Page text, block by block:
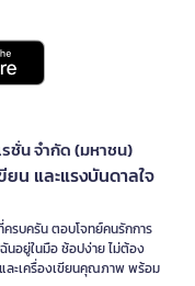
รชั่น จำกัด (มหาชน)
ยน และแรงบันดาลใจ
ครบครัน ตอบโจทย์คนรักการ
นอยู่ในมือ ช้อปง่าย ไม่ต้อง
ละเครื่องเขียนคุณภาพ พร้อม